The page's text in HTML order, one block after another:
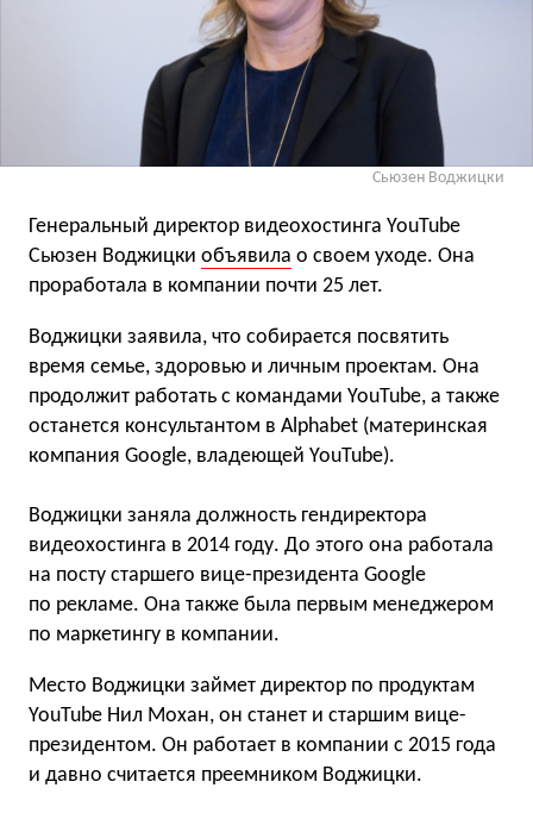
Сьюзен Воджицки
Генеральный директор видеохостинга YouTube
Сьюзен Воджицки объявила о своем уходе. Она
проработала в компании почти 25 лет.
Воджицки заявила, что собирается посвятить
время семье, здоровью и личным проектам. Она
продолжит работать с командами YouTube, а также
останется консультантом в Alphabet (материнская
компания Google, владеющей YouTube).
Воджицки заняла должность гендиректора
видеохостинга в 2014 году. До этого она работала
на посту старшего вице-президента Google
по рекламе. Она также была первым менеджером
по маркетингу в компании.
Место Воджицки займет директор по продуктам
YouTube Нил Мохан, он станет и старшим вице-
президентом. Он работает в компании с 2015 года
и давно считается преемником Воджицки.